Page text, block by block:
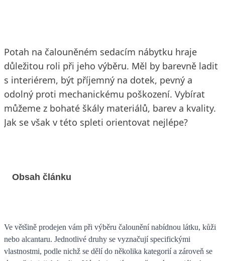
Potah na čalouněném sedacím nábytku hraje
důležitou roli při jeho výběru. Měl by barevně ladit
s interiérem, být příjemný na dotek, pevný a
odolný proti mechanickému poškození. Vybírat
můžeme z bohaté škály materiálů, barev a kvality.
Jak se však v této spleti orientovat nejlépe?
Obsah článku
Ve většině prodejen vám při výběru čalounění nabídnou látku, kůži
nebo alcantaru. Jednotlivé druhy se vyznačují specifickými
vlastnostmi, podle nichž se dělí do několika kategorií a zároveň se